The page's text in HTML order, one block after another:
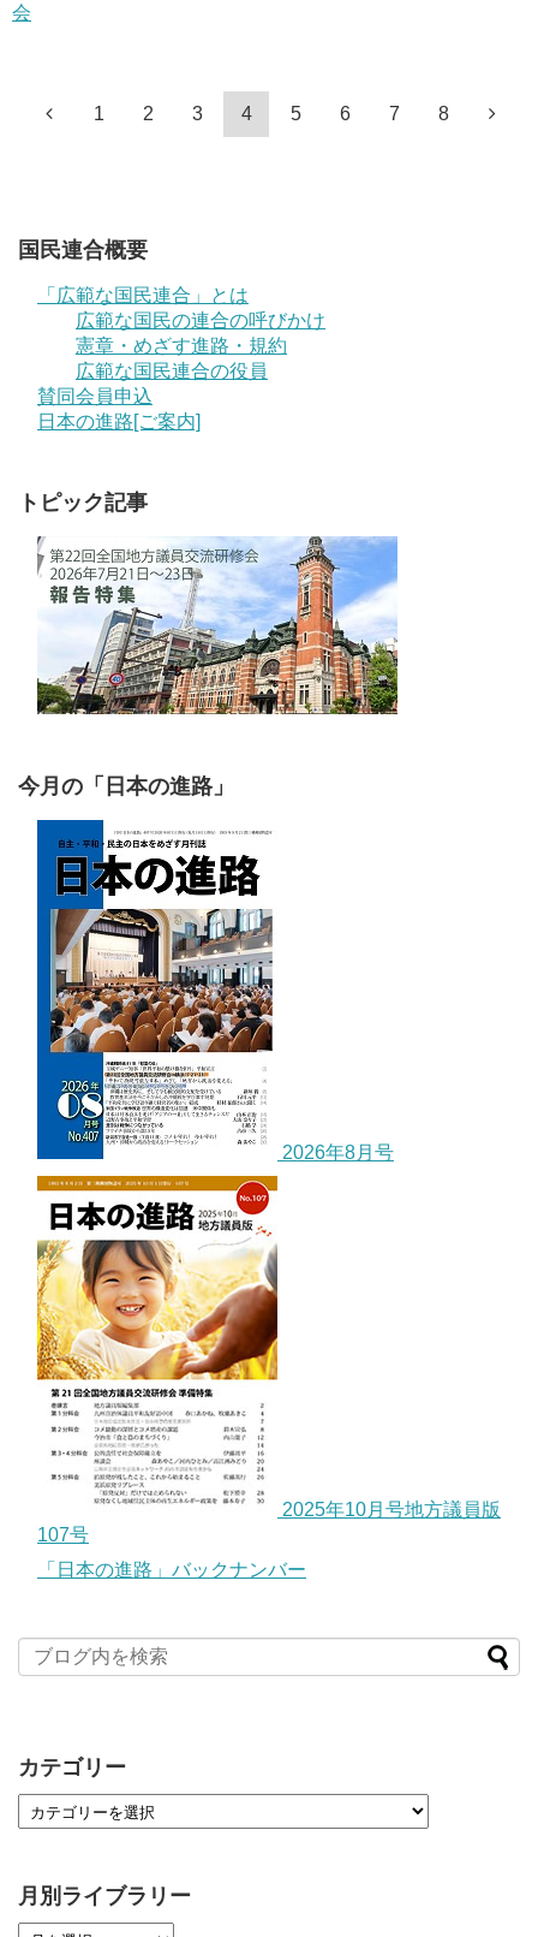
会
1 2 3 4 5 6 7 8
国民連合概要
「広範な国民連合」とは
広範な国民の連合の呼びかけ
憲章・めざす進路・規約
広範な国民連合の役員
賛同会員申込
日本の進路[ご案内]
トピック記事
今月の「日本の進路」
2026年8月号
2025年10月号地方議員版
107号
「日本の進路」バックナンバー
カテゴリー
月別ライブラリー